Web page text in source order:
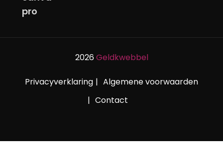
2026Geldkwebbel
Privacyverklaring
Algemene voorwaarden
Contact